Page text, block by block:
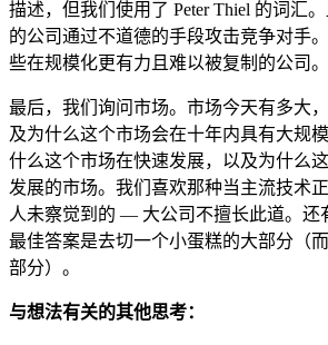
描述，但我们使用了 Peter Thiel 的词汇
的公司通过不道德的手段攻击竞争对手
些在规模化更有力且难以被复制的公司。
最后，我们询问市场。市场今天有多大
及为什么这个市场会在十年内具有大规
什么这个市场在快速发展，以及为什么
发展的市场。我们喜欢那种当主流技术
人未察觉到的 — 大公司不擅长此道。还
最佳答案是去切一个小蛋糕的大部分（
部分）。
与想法有关的其他思考：